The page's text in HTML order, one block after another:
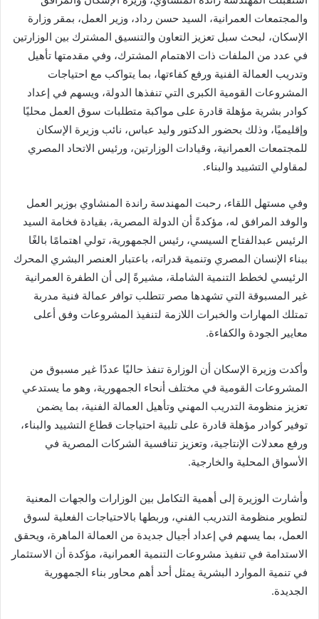
والمجتمعات العمرانية، السيد حسن رداد، وزير العمل، بمقر وزارة
الإسكان، لبحث سبل تعزيز التعاون والتنسيق المشترك بين الوزارتين
في عدد من الملفات ذات الاهتمام المشترك، وفي مقدمتها تأهيل
وتدريب العمالة الفنية ورفع كفاءتها، بما يتواكب مع احتياجات
المشروعات القومية الكبرى التي تنفذها الدولة، ويسهم في إعداد
كوادر بشرية مؤهلة قادرة على مواكبة متطلبات سوق العمل محليًا
وإقليميًا، وذلك بحضور الدكتور وليد عباس، نائب وزيرة الإسكان
للمجتمعات العمرانية، وقيادات الوزارتين، ورئيس الاتحاد المصري
لمقاولي التشييد والبناء.
وفي مستهل اللقاء، رحبت المهندسة راندة المنشاوي بوزير العمل
والوفد المرافق له، مؤكدةً أن الدولة المصرية، بقيادة فخامة السيد
الرئيس عبدالفتاح السيسي، رئيس الجمهورية، تولي اهتمامًا بالغًا
ببناء الإنسان المصري وتنمية قدراته، باعتبار العنصر البشري المحرك
الرئيسي لخطط التنمية الشاملة، مشيرةً إلى أن الطفرة العمرانية
غير المسبوقة التي تشهدها مصر تتطلب توافر عمالة فنية مدربة
تمتلك المهارات والخبرات اللازمة لتنفيذ المشروعات وفق أعلى
معايير الجودة والكفاءة.
وأكدت وزيرة الإسكان أن الوزارة تنفذ حاليًا عددًا غير مسبوق من
المشروعات القومية في مختلف أنحاء الجمهورية، وهو ما يستدعي
تعزيز منظومة التدريب المهني وتأهيل العمالة الفنية، بما يضمن
توفير كوادر مؤهلة قادرة على تلبية احتياجات قطاع التشييد والبناء،
ورفع معدلات الإنتاجية، وتعزيز تنافسية الشركات المصرية في
الأسواق المحلية والخارجية.
وأشارت الوزيرة إلى أهمية التكامل بين الوزارات والجهات المعنية
لتطوير منظومة التدريب الفني، وربطها بالاحتياجات الفعلية لسوق
العمل، بما يسهم في إعداد أجيال جديدة من العمالة الماهرة، ويحقق
الاستدامة في تنفيذ مشروعات التنمية العمرانية، مؤكدة أن الاستثمار
في تنمية الموارد البشرية يمثل أحد أهم محاور بناء الجمهورية
الجديدة.